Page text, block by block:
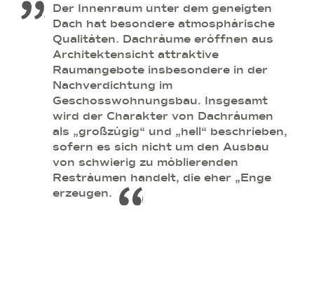
Der Innenraum unter dem geneigten
Dach hat besondere atmosphärische
Qualitäten. Dachräume eröffnen aus
Architektensicht attraktive
Raumangebote insbesondere in der
Nachverdichtung im
Geschosswohnungsbau. Insgesamt
wird der Charakter von Dachräumen
als „großzügig“ und „hell“ beschrieben,
sofern es sich nicht um den Ausbau
von schwierig zu möblierenden
Resträumen handelt, die eher „Enge
erzeugen.